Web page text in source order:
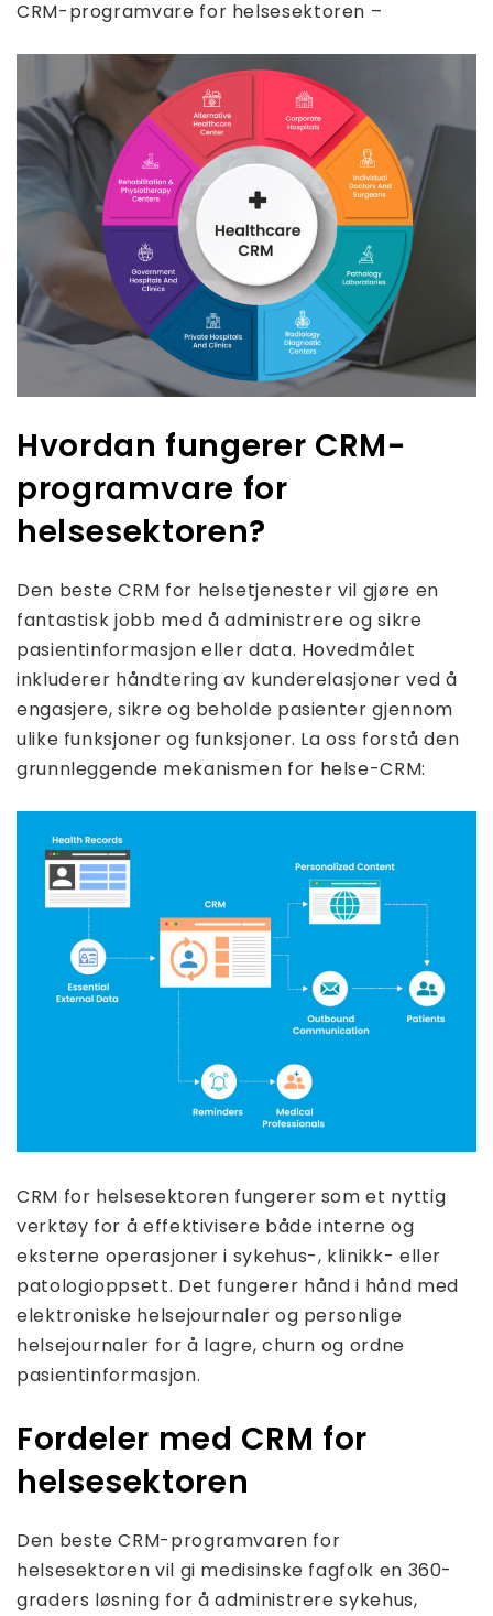
CRM-programvare for helsesektoren –
Hvordan fungerer CRM-
programvare for
helsesektoren?
Den beste CRM for helsetjenester vil gjøre en
fantastisk jobb med å administrere og sikre
pasientinformasjon eller data. Hovedmålet
inkluderer håndtering av kunderelasjoner ved å
engasjere, sikre og beholde pasienter gjennom
ulike funksjoner og funksjoner. La oss forstå den
grunnleggende mekanismen for helse-CRM:
CRM for helsesektoren fungerer som et nyttig
verktøy for å effektivisere både interne og
eksterne operasjoner i sykehus-, klinikk- eller
patologioppsett. Det fungerer hånd i hånd med
elektroniske helsejournaler og personlige
helsejournaler for å lagre, churn og ordne
pasientinformasjon.
Fordeler med CRM for
helsesektoren
Den beste CRM-programvaren for
helsesektoren vil gi medisinske fagfolk en 360-
graders løsning for å administrere sykehus,